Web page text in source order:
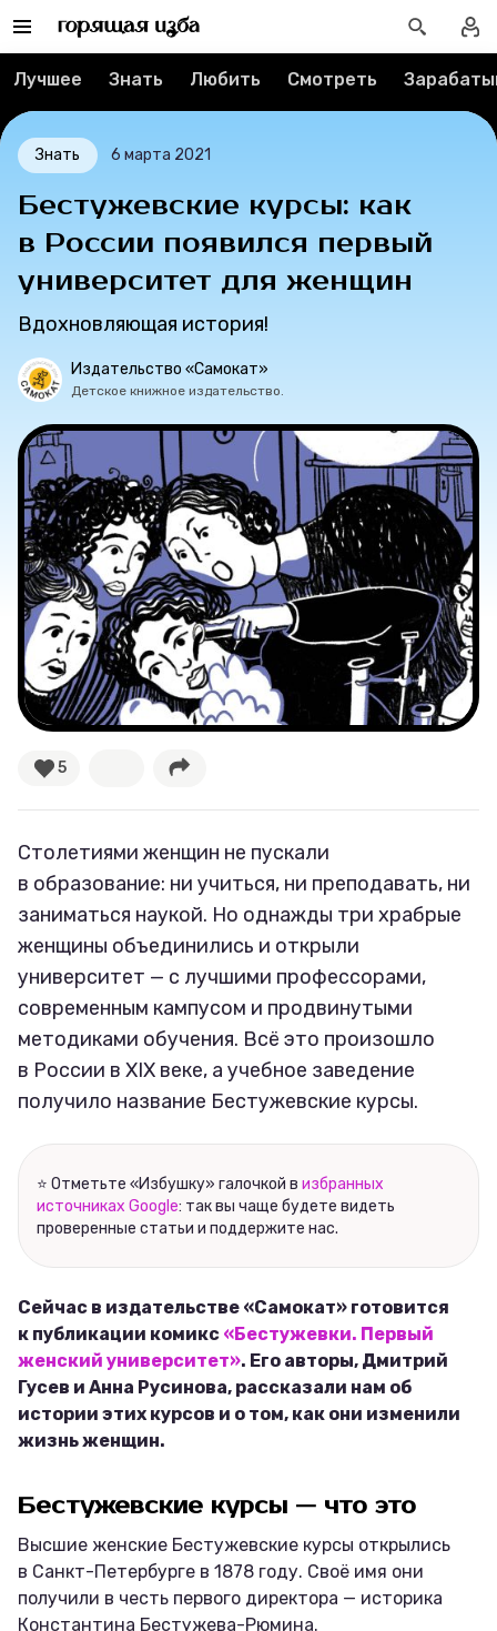
Рубрики
Новости
Лучшее
Тесты
Секспросвет
Великие женщины
Тренды
Рецепты
Ваши истории
Соцсети
Лучшее Знать Любить Смотреть
Знать 6 марта 2021
Бестужевские курсы: как
в России появился первый
университет для женщин
Вдохновляющая история!
Издательство «Самокат»
Детское книжное издательство.
5
Столетиями женщин не пускали
в образование: ни учиться, ни преподавать, ни
заниматься наукой. Но однажды три храбрые
женщины объединились и открыли
университет — с лучшими профессорами,
современным кампусом и продвинутыми
методиками обучения. Всё это произошло
в России в XIX веке, а учебное заведение
получило название Бестужевские курсы.
⭐ Отметьте «Избушку» галочкой в избранных
источниках Google: так вы чаще будете видеть
проверенные статьи и поддержите нас.
Сейчас в издательстве «Самокат» готовится
к публикации комикс «Бестужевки. Первый
женский университет». Его авторы, Дмитрий
Гусев и Анна Русинова, рассказали нам об
истории этих курсов и о том, как они изменили
жизнь женщин.
Бестужевские курсы — что это
Высшие женские Бестужевские курсы открылись
в Санкт-Петербурге в 1878 году. Своё имя они
получили в честь первого директора — историка
Константина Бестужева-Рюмина.